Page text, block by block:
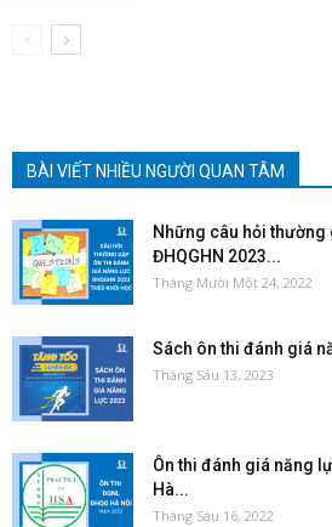
BÀI VIẾT NHIỀU NGƯỜI QUAN TÂM
Những câu hỏi thường
ĐHQGHN 2023...
Tháng Mười Một 24, 2022
Sách ôn thi đánh giá
Tháng Sáu 13, 2023
Ôn thi đánh giá năng
Hà...
Tháng Sáu 16, 2022